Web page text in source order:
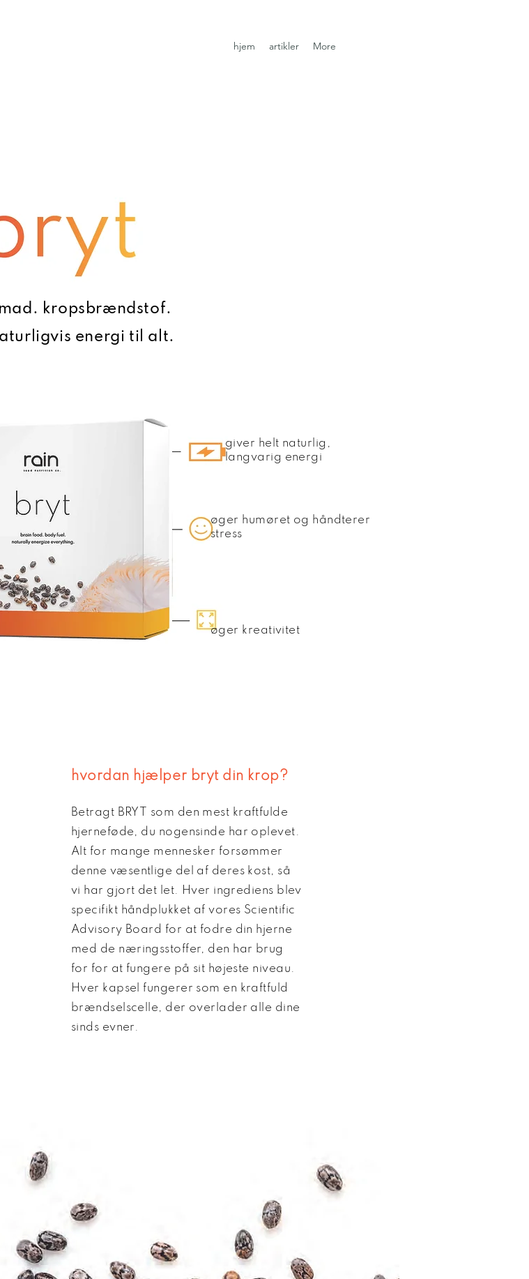
hjem artikler More
kropsbrændstof.
energi til alt.
giver helt naturlig,
langvarig energi
øger humøret og håndterer
stress
øger kreativitet
hvordan hjælper bryt din krop?
Betragt BRYT som den mest kraftfulde
hjerneføde, du nogensinde har oplevet.
Alt for mange mennesker forsømmer
denne væsentlige del af deres kost, så
vi har gjort det let. Hver ingrediens blev
specifikt håndplukket af vores Scientific
Advisory Board for at fodre din hjerne
med de næringsstoffer, den har brug
for for at fungere på sit højeste niveau.
Hver kapsel fungerer som en kraftfuld
brændselscelle, der overlader alle dine
sinds evner.